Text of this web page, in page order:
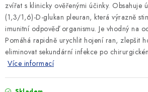
zvířat s klinicky ověřenými účinky. Obsahuje
(1,3/1,6)-D-glukan pleuran, která výrazně
imunitní odpověď organismu. Je vhodný na
Pomáhá rapidně urychlit hojení ran, zlepšit
eliminovat sekundární infekce po
Více informací